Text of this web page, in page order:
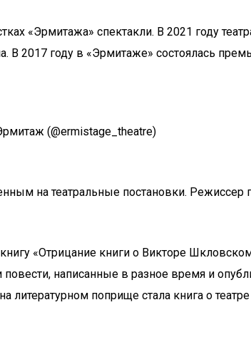
«Эрмитажа» спектакли. В 2021 году
В 2017 году в «Эрмитаже» состоялась
(@ermistage_theatre)
на театральные постановки. Режиссер
«Отрицание книги о Викторе
повести, написанные в разное время и
литературном поприще стала книга о